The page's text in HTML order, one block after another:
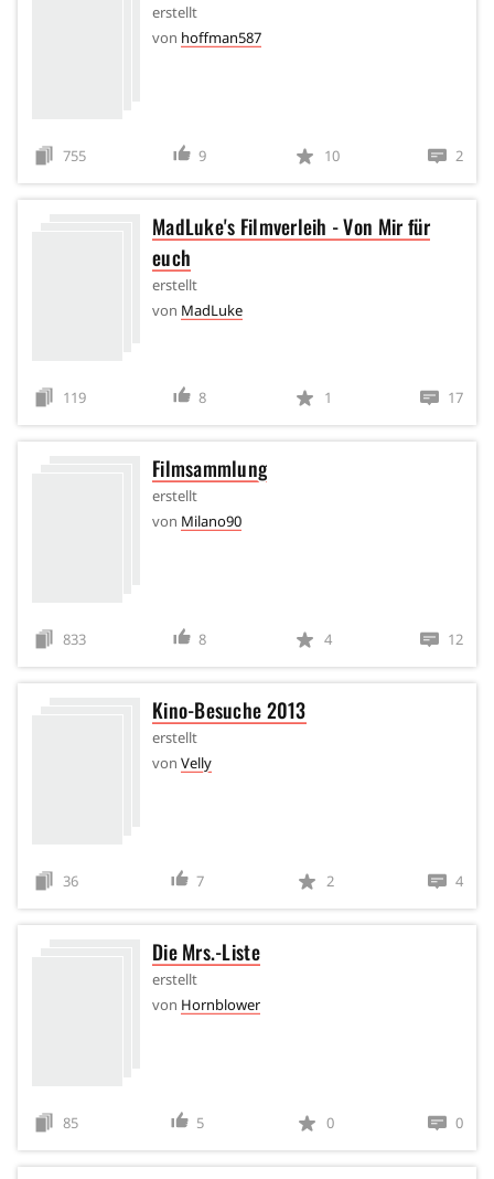
erstellt
von hoffman587
755 9 10 2
MadLuke's Filmverleih - Von Mir für
euch
erstellt
von MadLuke
119 8 1 17
Filmsammlung
erstellt
von Milano90
833 8 4 12
Kino-Besuche 2013
erstellt
von Velly
36 7 2 4
Die Mrs.-Liste
erstellt
von Hornblower
85 5 0 0